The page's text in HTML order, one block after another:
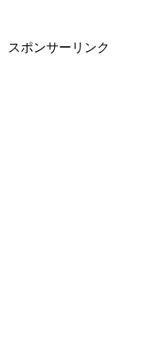
スポンサーリンク